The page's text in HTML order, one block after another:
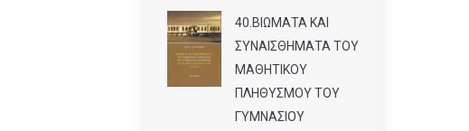
40.ΒΙΩΜΑΤΑ ΚΑΙ
ΣΥΝΑΙΣΘΗΜΑΤΑ ΤΟΥ
ΜΑΘΗΤΙΚΟΥ
ΠΛΗΘΥΣΜΟΥ ΤΟΥ
ΓΥΜΝΑΣΙΟΥ